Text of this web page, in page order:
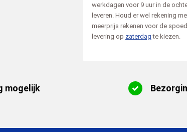
werkdagen voor 9 uur in de
leveren. Houd er wel rekening
meerprijs rekenen voor de
levering op zaterdag te kiezen.
mogelijk